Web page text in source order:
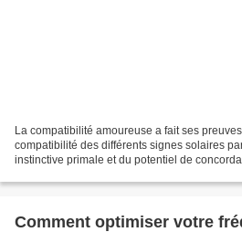
La compatibilité amoureuse a fait ses
compatibilité des différents signes solaires
instinctive primale et du potentiel de
Comment optimiser votre